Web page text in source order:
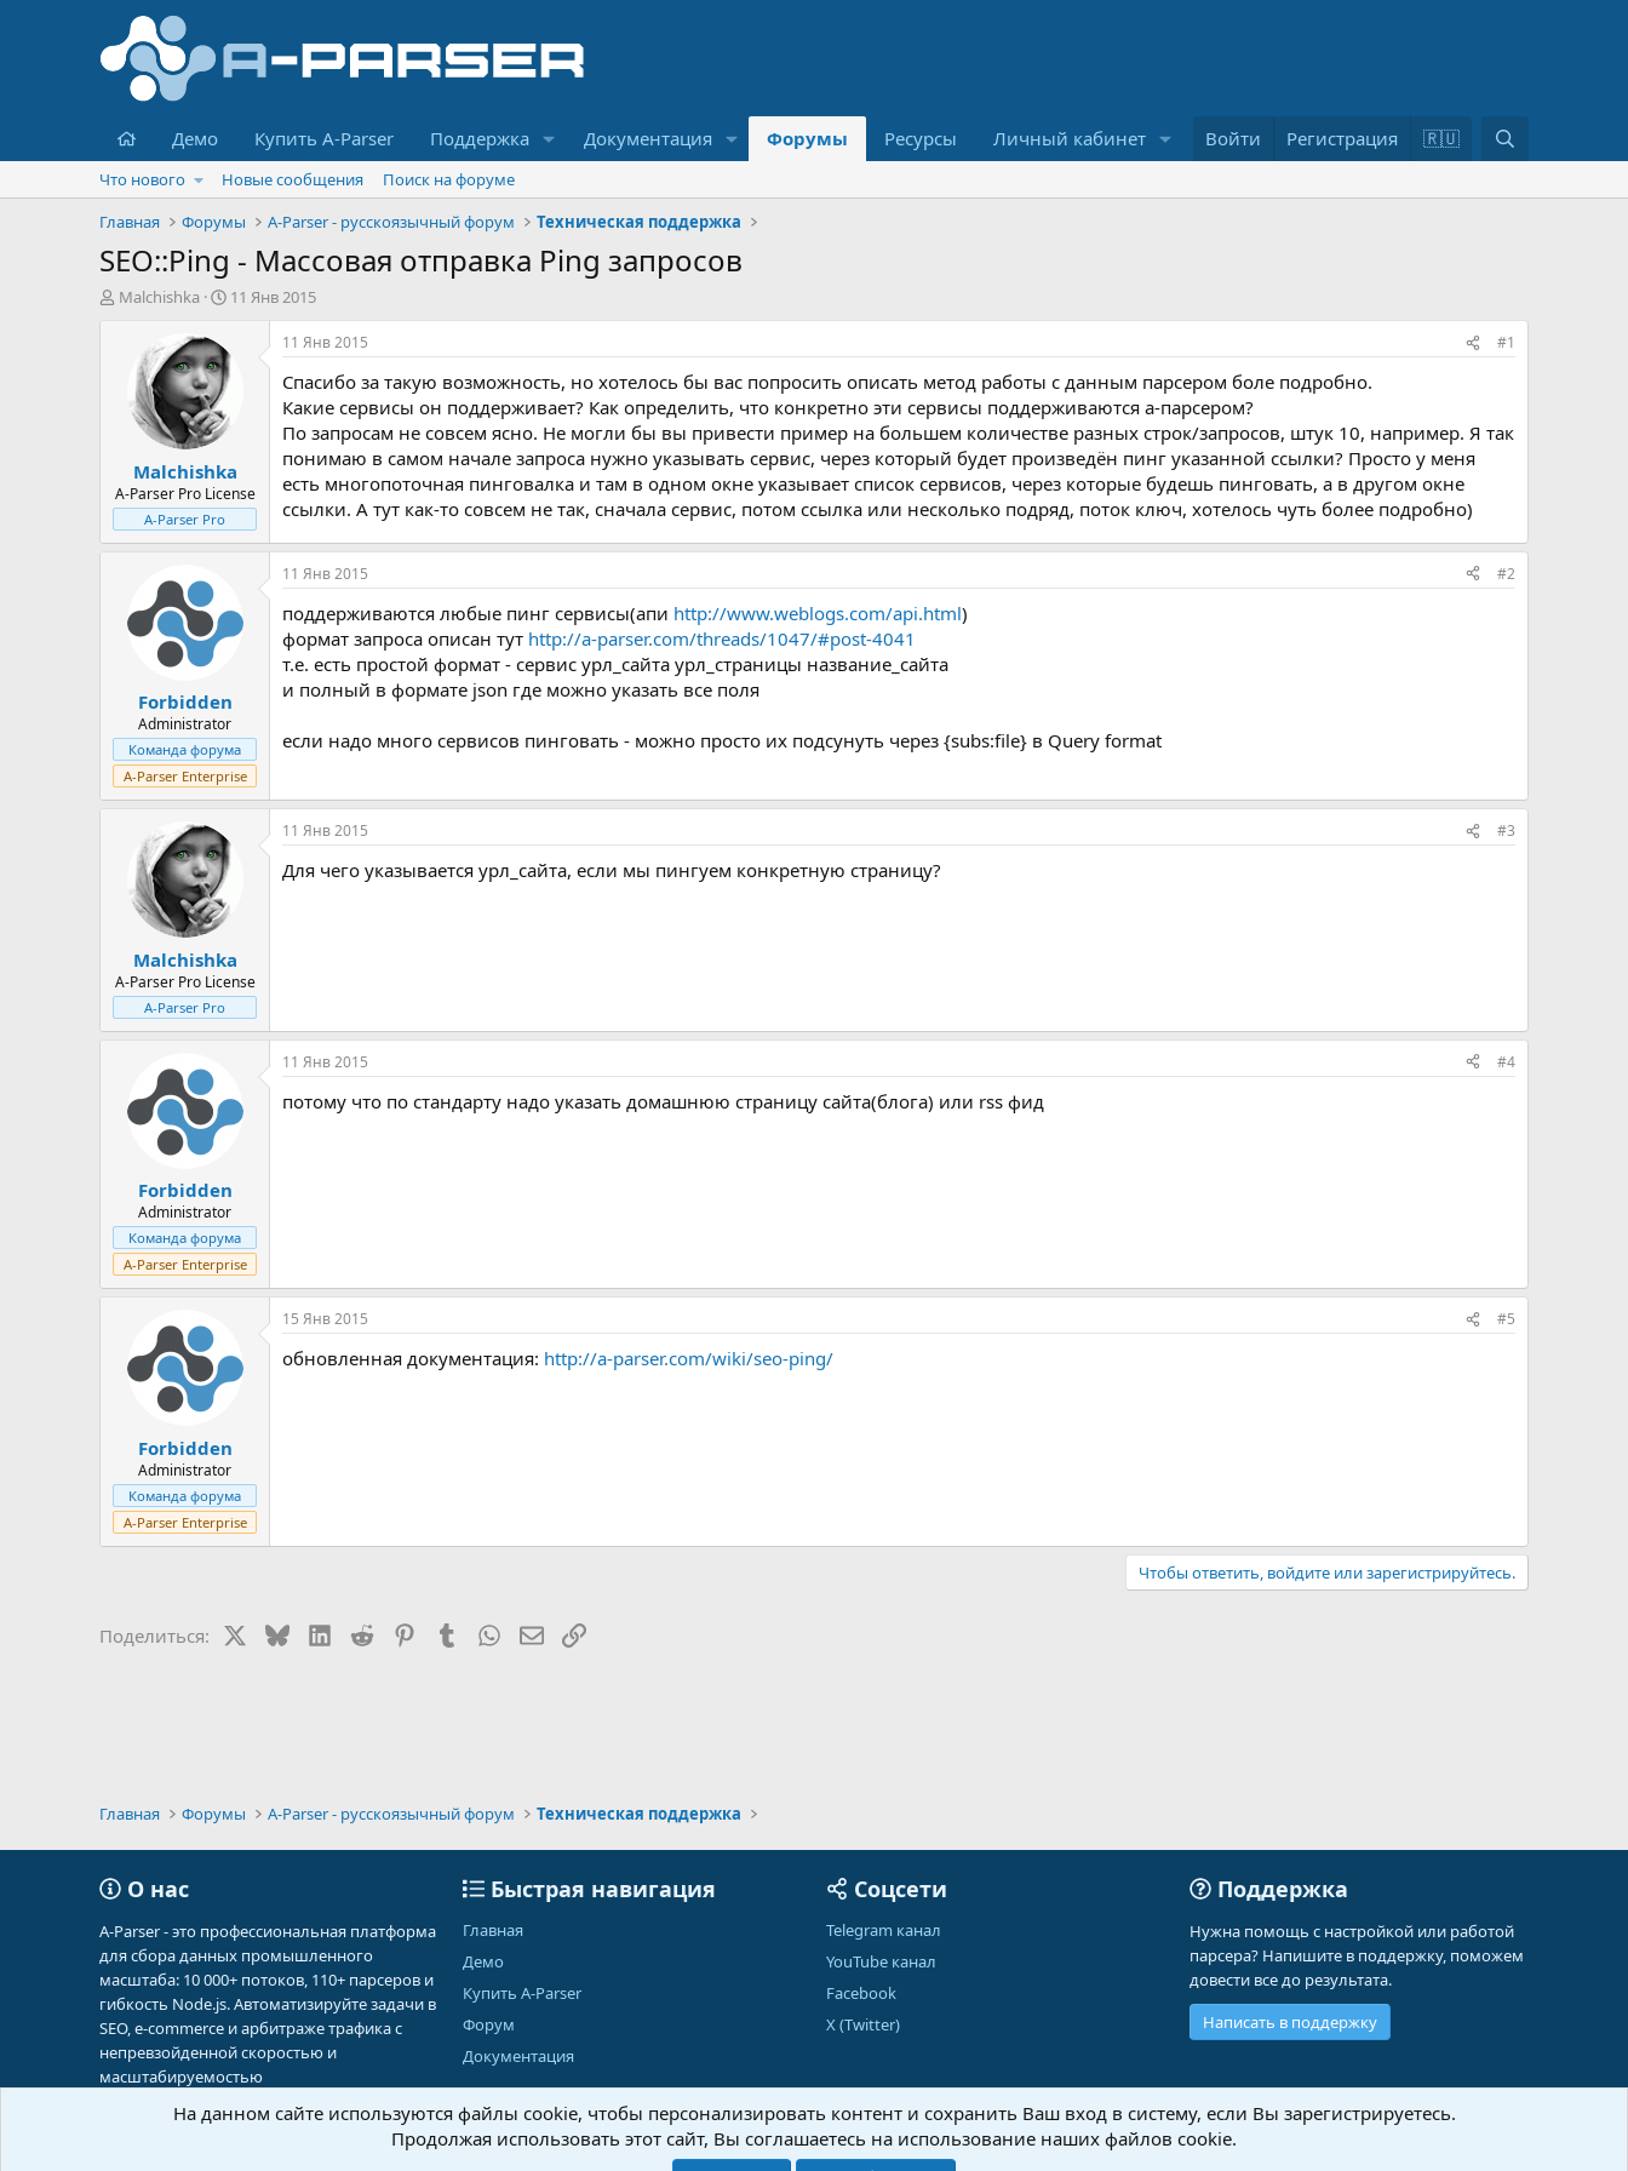
Главная
Демо Купить A-Parser Поддержка Документация Форумы Ресурсы Личный кабинет Войти Регистрация 🇷🇺
о
Что нового Новые сообщения
Поиск на форуме
Главная
Форумы A-Parser - русскоязычный форум Техническая поддержка
SEO::Ping - Массовая отправка Ping запросов
А
Malchishka
Д
а
н
ч
л
а
11 Янв 2015
Malchishka
A-Parser Pro License
A-Parser Pro
11 Янв 2015 #1
Спасибо за такую возможность, но хотелось бы вас попросить описать метод работы с данным парсером боле подробно.
Какие сервисы он поддерживает? Как определить, что конкретно эти сервисы поддерживаются а-парсером?
По запросам не совсем ясно. Не могли бы вы привести пример на большем количестве разных строк/запросов, штук 10, например. Я так
понимаю в самом начале запроса нужно указывать сервис, через который будет произведён пинг указанной ссылки? Просто у меня
есть многопоточная пинговалка и там в одном окне указывает список сервисов, через которые будешь пинговать, а в другом окне
ссылки. А тут как-то совсем не так, сначала сервис, потом ссылка или несколько подряд, поток ключ, хотелось чуть более подробно)
Forbidden
Administrator
Команда форума
A-Parser Enterprise
11 Янв 2015 #2
поддерживаются любые пинг сервисы(апи http://www.weblogs.com/api.html)
формат запроса описан тут http://a-parser.com/threads/1047/#post-4041
т.е. есть простой формат - сервис урл_сайта урл_страницы название_сайта
и полный в формате json где можно указать все поля
если надо много сервисов пинговать - можно просто их подсунуть через {subs:file} в Query format
Malchishka
A-Parser Pro License
A-Parser Pro
11 Янв 2015 #3
Для чего указывается урл_сайта, если мы пингуем конкретную страницу?
Forbidden
Administrator
Команда форума
A-Parser Enterprise
11 Янв 2015 #4
потому что по стандарту надо указать домашнюю страницу сайта(блога) или rss фид
Forbidden
Administrator
Команда форума
A-Parser Enterprise
15 Янв 2015 #5
обновленная документация: http://a-parser.com/wiki/seo-ping/
Чтобы ответить, войдите или зарегистрируйтесь.
Поделиться: BlueskyLinkedIn
Reddit PinterestTumblrWhatsAppЭлектронная почта
Ссылка
Главная Форумы A-Parser - русскоязычный форум Техническая поддержка
О нас
A-Parser - это профессиональная платформа
для сбора данных промышленного
масштаба: 10 000+ потоков, 110+ парсеров и
гибкость Node.js. Автоматизируйте задачи в
SEO, e-commerce и арбитраже трафика с
непревзойденной скоростью и
масштабируемостью
Быстрая навигация
Главная
Демо
Купить A-Parser
Форум
Документация
Соцсети
Telegram канал
YouTube канал
Facebook
X (Twitter)
Поддержка
Нужна помощь с настройкой или работой
парсера? Напишите в поддержку, поможем
довести все до результата.
Написать в поддержку
Обратная связь Условия и правила Политика конфиденциальности
На данном сайте используются файлы cookie, чтобы персонализировать контент и сохранить Ваш вход в систему, если Вы зарегистрируетесь.
Продолжая использовать этот сайт, Вы соглашаетесь на использование наших файлов cookie.